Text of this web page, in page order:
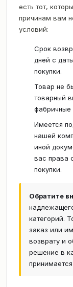
есть тот,
причинам вам
условий:
Срок
дней с
покупки.
Товар не
товарный
фабричные
Имеется
нашей
иной
вас права
покупки.
Обратите
категорий.
заказ или
возврату и
решение в